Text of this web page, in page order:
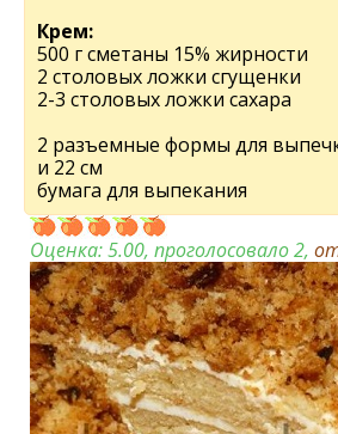
Крем:
500 г сметаны 15% жирности
2 столовых ложки сгущенки
2-3 столовых ложки сахара
2 разъемные формы для
и 22 см
бумага для выпекания
Оценка:5.00, проголосовало 2,